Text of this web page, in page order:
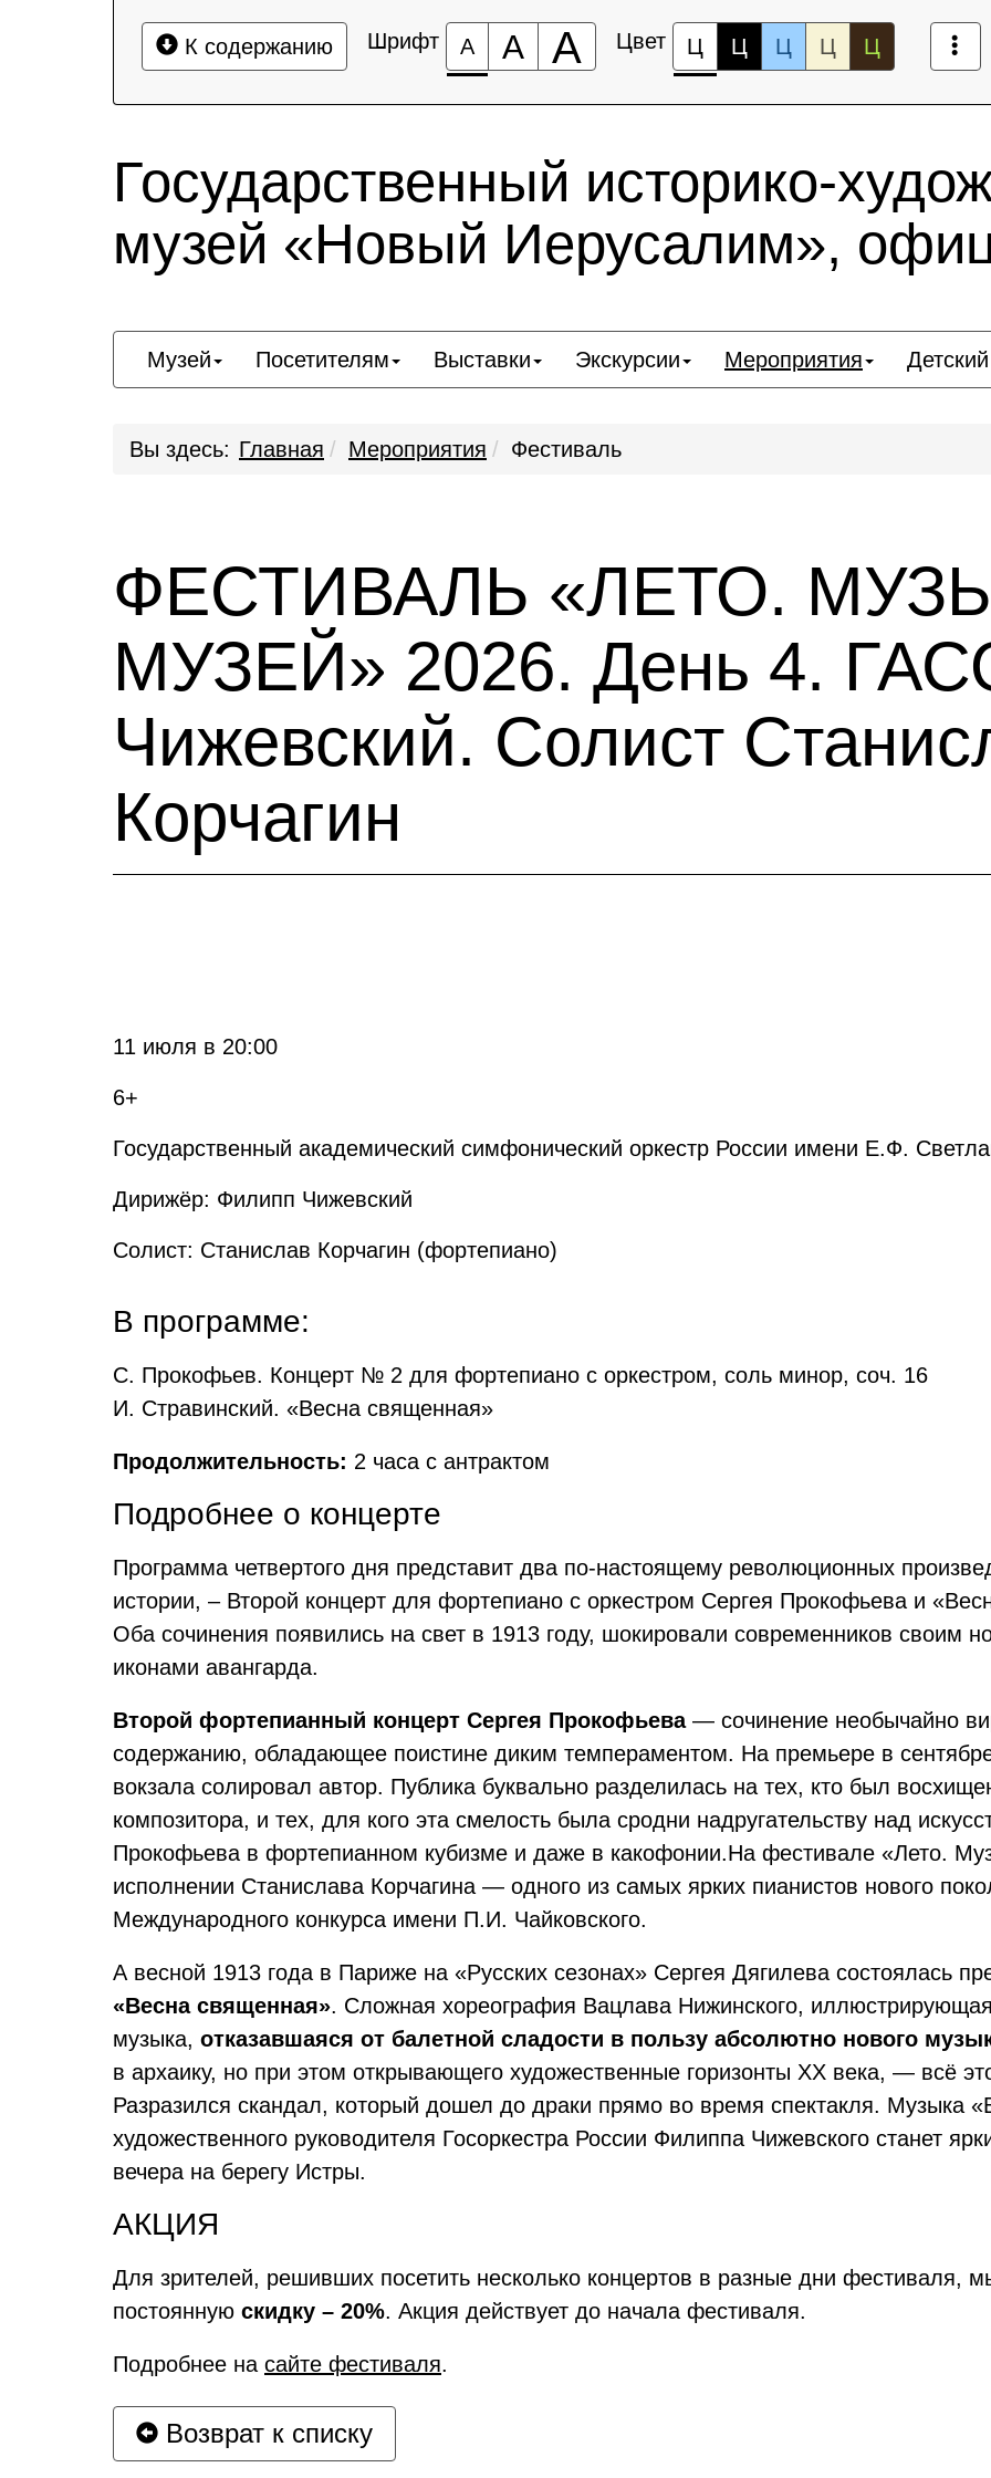
К содержанию Шрифт А А А Цвет Ц Ц Ц Ц Ц
Государственный историко-
музей «Новый Иерусалим»,
Музей Посетителям Выставки Экскурсии Мероприятия
Вы здесь: Главная Мероприятия Фестиваль
ФЕСТИВАЛЬ «ЛЕТО.
МУЗЕЙ» 2026. День 4.
Чижевский. Солист
Корчагин
11 июля в 20:00
6+
Государственный академический симфонический оркестр России имени Е.Ф.
Дирижёр: Филипп Чижевский
Солист: Станислав Корчагин (фортепиано)
В программе:
С. Прокофьев. Концерт № 2 для фортепиано с оркестром, соль минор, соч. 16
И. Стравинский. «Весна священная»
Продолжительность: 2 часа с антрактом
Подробнее о концерте
Программа четвертого дня представит два по-настоящему революционных
истории, – Второй концерт для фортепиано с оркестром Сергея Прокофьева и
Оба сочинения появились на свет в 1913 году, шокировали современников своим
иконами авангарда.
Второй фортепианный концерт Сергея Прокофьева— сочинение необычайно
содержанию, обладающее поистине диким темпераментом. На премьере в
вокзала солировал автор. Публика буквально разделилась на тех, кто был
композитора, и тех, для кого эта смелость была сродни надругательству над
Прокофьева в фортепианном кубизме и даже в какофонии.На фестивале «Лето.
исполнении Станислава Корчагина — одного из самых ярких пианистов нового
Международного конкурса имени П.И. Чайковского.
А весной 1913 года в Париже на «Русских сезонах» Сергея Дягилева состоялась
«Весна священная». Сложная хореография Вацлава Нижинского,
музыка, отказавшаяся от балетной сладости в пользу абсолютно нового
в архаику, но при этом открывающего художественные горизонты ХХ века, — всё
Разразился скандал, который дошел до драки прямо во время спектакля. Музыка
художественного руководителя Госоркестра России Филиппа Чижевского станет
вечера на берегу Истры.
АКЦИЯ
Для зрителей, решивших посетить несколько концертов в разные дни фестиваля,
постоянную скидку – 20%. Акция действует до начала фестиваля.
Подробнее на сайте фестиваля.
Возврат к списку